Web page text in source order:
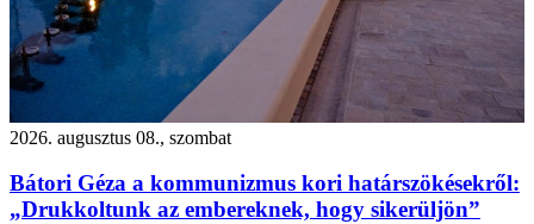
2026. augusztus 08., szombat
Bátori Géza a kommunizmus kori határszökésekről:
„Drukkoltunk az embereknek, hogy sikerüljön”